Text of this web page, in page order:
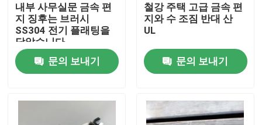
내부 사무실문 금속 편
지 징후는 브러시
SS304 전기 플래팅을
닦았습니다
문의 보내기
철강 주택 고급 금속 편
지와 수 조짐 반대 산
UL
문의 보내기